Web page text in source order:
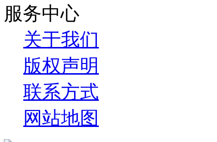
服务中心
关于我们
版权声明
联系方式
网站地图